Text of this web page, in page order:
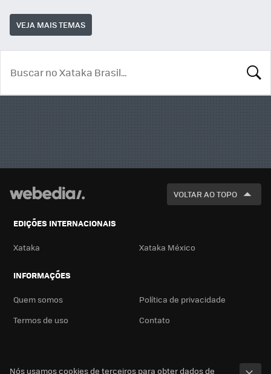
VEJA MAIS TEMAS
VOLTAR AO TOPO
EDIÇÕES INTERNACIONAIS
Xataka Xataka México
INFORMAÇÕES
Quem somos
Política de privacidade
Termos de uso
Contato
Nós usamos cookies de terceiros para obter dados de